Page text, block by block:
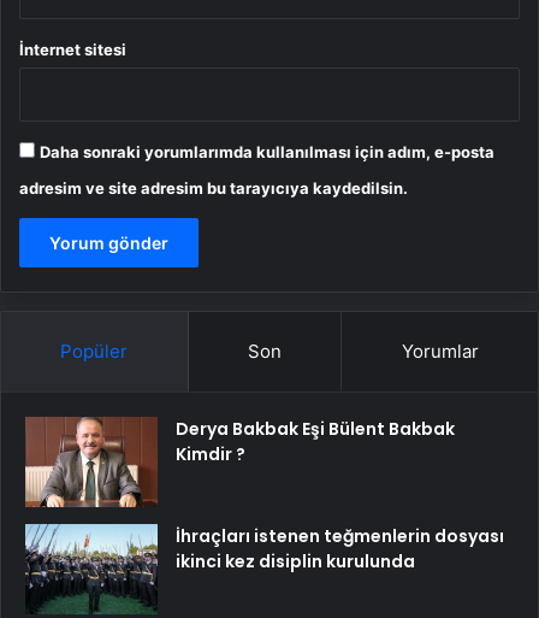
İnternet sitesi
Daha sonraki yorumlarımda kullanılması için adım, e-posta
adresim ve site adresim bu tarayıcıya kaydedilsin.
Popüler Son Yorumlar
Derya Bakbak Eşi Bülent Bakbak
Kimdir ?
İhraçları istenen teğmenlerin dosyası
ikinci kez disiplin kurulunda